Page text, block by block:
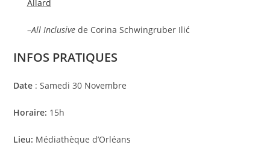
Allard
–All Inclusivede Corina Schwingruber Ilić
INFOS PRATIQUES
Date : Samedi 30 Novembre
Horaire: 15h
Lieu: Médiathèque d’Orléans